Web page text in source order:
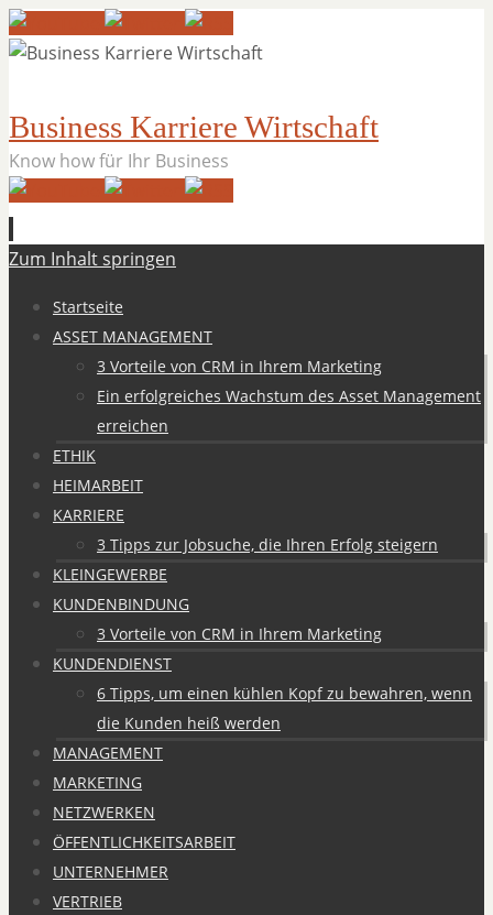
Business Karriere Wirtschaft
Know how für Ihr Business
Zum Inhalt springen
Startseite
ASSET MANAGEMENT
3 Vorteile von CRM in Ihrem Marketing
Ein erfolgreiches Wachstum des Asset Management
erreichen
ETHIK
HEIMARBEIT
KARRIERE
3 Tipps zur Jobsuche, die Ihren Erfolg steigern
KLEINGEWERBE
KUNDENBINDUNG
3 Vorteile von CRM in Ihrem Marketing
KUNDENDIENST
6 Tipps, um einen kühlen Kopf zu bewahren, wenn
die Kunden heiß werden
MANAGEMENT
MARKETING
NETZWERKEN
ÖFFENTLICHKEITSARBEIT
UNTERNEHMER
VERTRIEB